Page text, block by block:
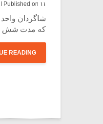
Published on ۱۱ اردیبهشت ۱۳۹۱
شاگردان
که مدت شش
READING